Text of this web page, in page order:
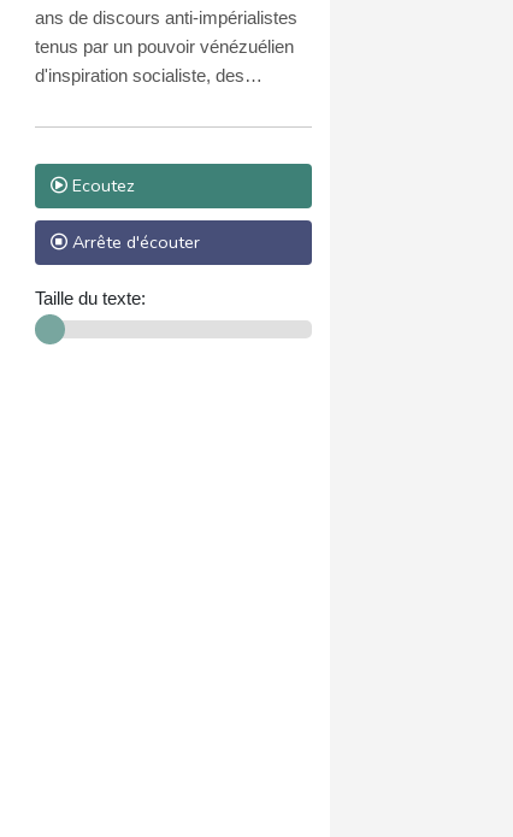
ans de discours anti-impérialistes
tenus par un pouvoir vénézuélien
d'inspiration socialiste, des
changement de cap, Caracas
collaborant désormais étroitement
avec les Etats-Unis.
Ecoutez
Arrête d'écouter
Taille du texte: